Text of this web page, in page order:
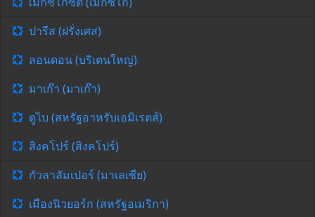
ปารีส (ฝรั่งเศส)
ลอนดอน (บริเตนใหญ่)
มาเก๊า (มาเก๊า)
ดูไบ (สหรัฐอาหรับเอมิเรตส์)
สิงคโปร์ (สิงคโปร์)
กัวลาลัมเปอร์ (มาเลเซีย)
เมืองนิวยอร์ก (สหรัฐอเมริกา)